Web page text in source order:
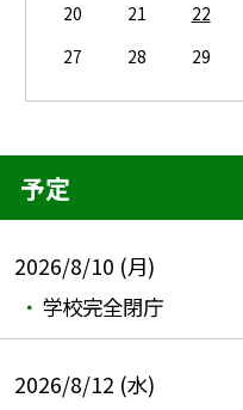
20
21 22
27
28 29
予定
2026/8/10 (月)
学校完全閉庁
2026/8/12 (水)